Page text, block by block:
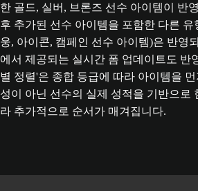
한 골드, 실버, 브론즈 선수 아이템이 반
후 추가된 선수 아이템을 포함한 다른 유
웅, 아이콘, 캠페인 선수 아이템)은 반영
에서 제공되는 실시간 폼 업데이트도 반
별 정렬'은 종합 등급에 따라 아이템을
성이 아닌 선수의 실제 성적을 기반으로
라 추가적으로 순서가 매겨집니다.